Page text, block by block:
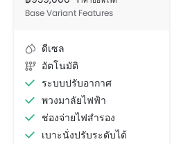
Base Variant Features
ดีเซล
อัตโนมัติ
ระบบปรับอากาศ
พวงมาลัยไฟฟ้า
ช่องจ่ายไฟสำรอง
เบาะนั่งปรับระดับได้